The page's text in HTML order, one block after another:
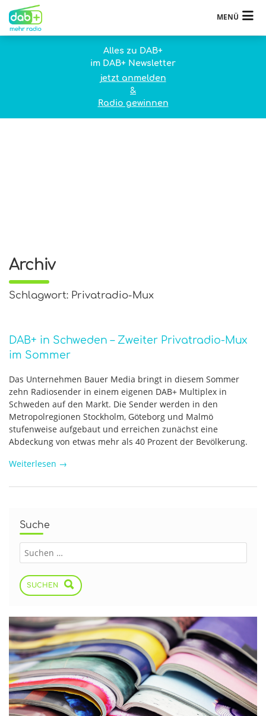
MENÜ
Alles zu DAB+
im DAB+ Newsletter
jetzt anmelden
&
Radio gewinnen
Archiv
Schlagwort: Privatradio-Mux
DAB+ in Schweden – Zweiter Privatradio-Mux
im Sommer
Das Unternehmen Bauer Media bringt in diesem Sommer
zehn Radiosender in einem eigenen DAB+ Multiplex in
Schweden auf den Markt. Die Sender werden in den
Metropolregionen Stockholm, Göteborg und Malmö
stufenweise aufgebaut und erreichen zunächst eine
Abdeckung von etwas mehr als 40 Prozent der Bevölkerung.
Weiterlesen →
Suche
SUCHEN